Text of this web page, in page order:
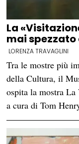
La
mai spezzato
LORENZA TRAVAGLINI
Tra le mostre più
della Cultura, il
ospita la mostra La
a cura di Tom